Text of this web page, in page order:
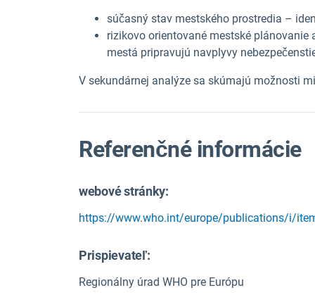
súčasný stav mestského prostredia –
rizikovo orientované mestské
mestá pripravujú navplyvy
V sekundárnej analýze sa skúmajú možnosti
Referenčné informácie
webové stránky:
https://www.who.int/europe/publications/i/
Prispievateľ:
Regionálny úrad WHO pre Európu